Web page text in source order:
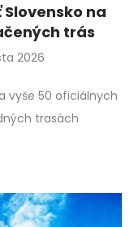
na
trás
2026
vyše 50 oficiálnych
trasách